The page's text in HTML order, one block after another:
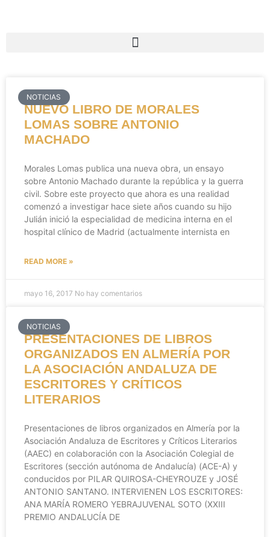
NOTICIAS
NUEVO LIBRO DE MORALES
LOMAS SOBRE ANTONIO
MACHADO
Morales Lomas publica una nueva obra, un ensayo
sobre Antonio Machado durante la república y la guerra
civil. Sobre este proyecto que ahora es una realidad
comenzó a investigar hace siete años cuando su hijo
Julián inició la especialidad de medicina interna en el
hospital clínico de Madrid (actualmente internista en
READ MORE »
mayo 16, 2017 No hay comentarios
NOTICIAS
PRESENTACIONES DE LIBROS
ORGANIZADOS EN ALMERÍA POR
LA ASOCIACIÓN ANDALUZA DE
ESCRITORES Y CRÍTICOS
LITERARIOS
Presentaciones de libros organizados en Almería por la
Asociación Andaluza de Escritores y Críticos Literarios
(AAEC) en colaboración con la Asociación Colegial de
Escritores (sección autónoma de Andalucía) (ACE-A) y
conducidos por PILAR QUIROSA-CHEYROUZE y JOSÉ
ANTONIO SANTANO. INTERVIENEN LOS ESCRITORES:
ANA MARÍA ROMERO YEBRAJUVENAL SOTO (XXIII
PREMIO ANDALUCÍA DE